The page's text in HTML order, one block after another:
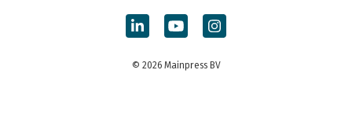
© 2026 Mainpress BV